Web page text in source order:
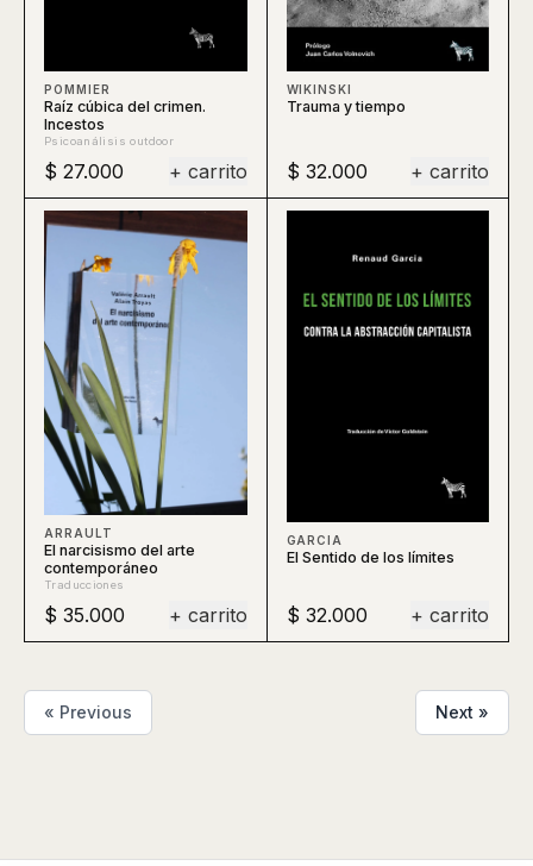
POMMIER
Raíz cúbica del crimen.
Incestos
Psicoanálisis outdoor
$ 27.000 + carrito
WIKINSKI
Trauma y tiempo
$ 32.000 + carrito
ARRAULT
El narcisismo del arte
contemporáneo
Traducciones
$ 35.000 + carrito
GARCIA
El Sentido de los límites
$ 32.000 + carrito
« Previous Next »